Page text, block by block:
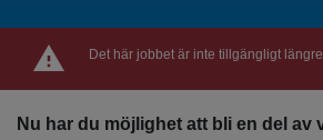
Det här jobbet är inte tillgängligt längre
Nu har du möjlighet att bli en del av